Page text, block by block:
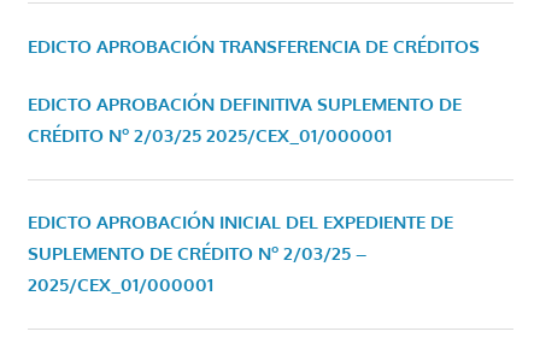
EDICTO APROBACIÓN TRANSFERENCIA DE CRÉDITOS
EDICTO APROBACIÓN DEFINITIVA SUPLEMENTO DE
CRÉDITO Nº 2/03/25 2025/CEX_01/000001
EDICTO APROBACIÓN INICIAL DEL EXPEDIENTE DE
SUPLEMENTO DE CRÉDITO Nº 2/03/25 –
2025/CEX_01/000001